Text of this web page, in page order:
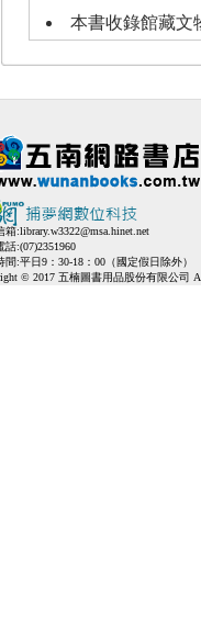
本書收錄館藏文
箱:library.w3322@msa.hinet.net
話:(07)2351960
間:平日9：30-18：00（國定假日除外）
© 2017 五楠圖書用品股份有限公司